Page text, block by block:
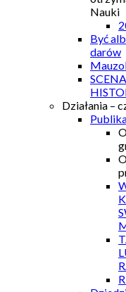
Nauki
Być
darów
Działania –